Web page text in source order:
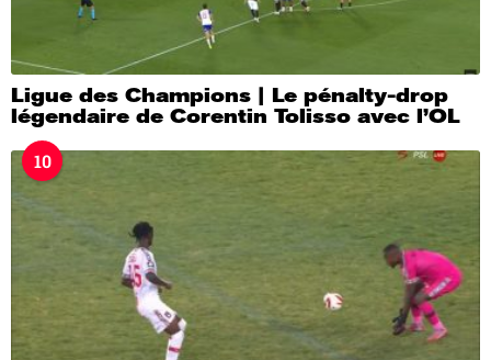
Ligue des Champions | Le pénalty-drop
légendaire de Corentin Tolisso avec l’OL
10